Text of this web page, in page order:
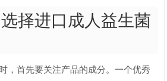
择进口成人益生菌
，首先要关注产品的成分。一个优秀